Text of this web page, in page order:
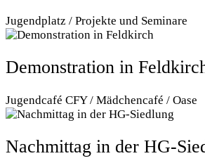
Jugendplatz / Projekte und Seminare
Demonstration in
Jugendcafé CFY / Mädchencafé / Oase
Nachmittag in der HG-